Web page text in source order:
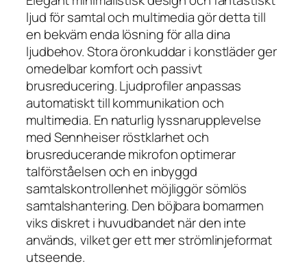
ljud för samtal och multimedia gör detta till
en bekväm enda lösning för alla dina
ljudbehov. Stora öronkuddar i konstläder ger
omedelbar komfort och passivt
brusreducering. Ljudprofiler anpassas
automatiskt till kommunikation och
multimedia. En naturlig lyssnarupplevelse
med Sennheiser röstklarhet och
brusreducerande mikrofon optimerar
talförståelsen och en inbyggd
samtalskontrollenhet möjliggör sömlös
samtalshantering. Den böjbara bomarmen
viks diskret i huvudbandet när den inte
används, vilket ger ett mer strömlinjeformat
utseende.